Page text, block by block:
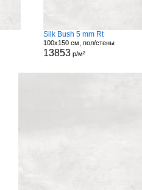
Silk Bush 5 mm Rt
100x150 см, пол/стены
13853 р/м²